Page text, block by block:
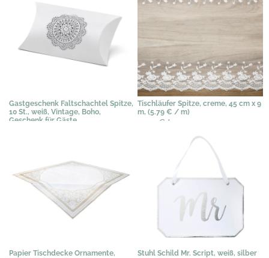
Gastgeschenk Faltschachtel Spitze,
10 St., weiß, Vintage, Boho,
Geschenk für Gäste
Tischläufer Spitze, creme, 45 cm x 9
m, (5.79 € / m)
51,19 € *
Papier Tischdecke Ornamente,
Stuhl Schild Mr. Script, weiß, silber